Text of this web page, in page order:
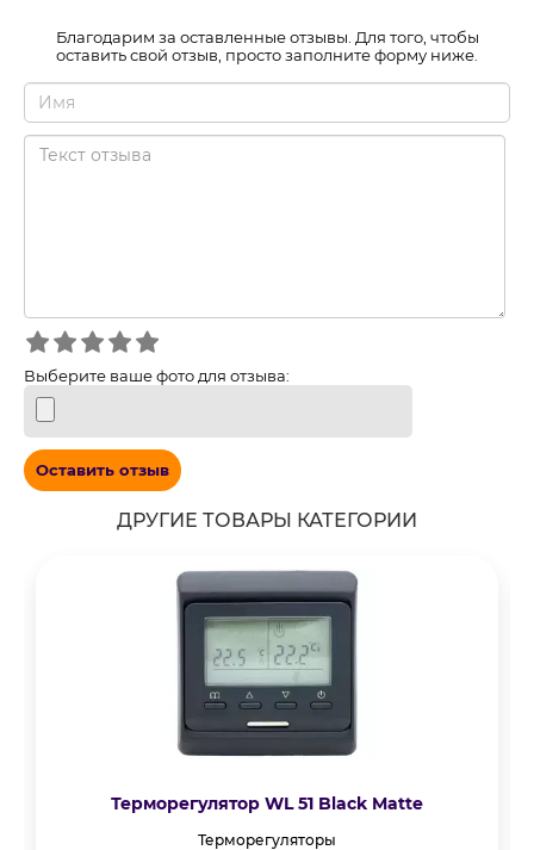
Благодарим за оставленные отзывы. Для того, чтобы
оставить свой отзыв, просто заполните форму ниже.
Выберите ваше фото для отзыва:
Оставить отзыв
ДРУГИЕ ТОВАРЫ КАТЕГОРИИ
Терморегулятор WL 51 Black Matte
Терморегуляторы